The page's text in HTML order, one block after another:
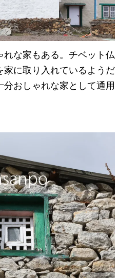
な家もある。チベット仏
に取り入れているようだ
おしゃれな家として通用